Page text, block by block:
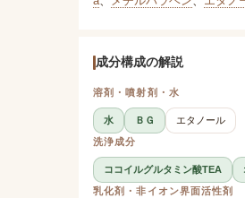
成分構成の解説
溶剤・噴射剤・水
水 ＢＧ
エタノール
洗浄成分
ココイルグルタミン酸TEA
乳化剤・非イオン界面活性剤